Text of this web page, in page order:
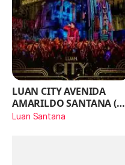
LUAN CITY AVENIDA
AMARILDO SANTANA (Ao
Vivo)
Luan Santana